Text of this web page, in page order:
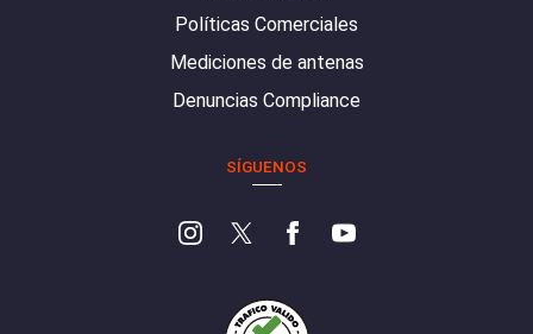
Políticas Comerciales
Mediciones de antenas
Denuncias Compliance
SÍGUENOS